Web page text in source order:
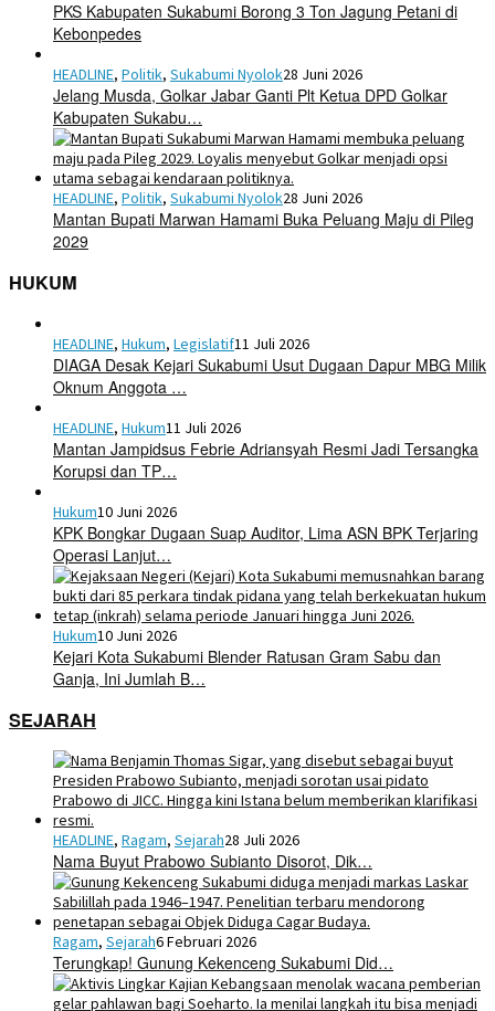
PKS Kabupaten Sukabumi Borong 3 Ton Jagung Petani di
Kebonpedes
HEADLINE, Politik, Sukabumi Nyolok28 Juni 2026
Jelang Musda, Golkar Jabar Ganti Plt Ketua DPD Golkar
Kabupaten Sukabu…
HEADLINE, Politik, Sukabumi Nyolok28 Juni 2026
Mantan Bupati Marwan Hamami Buka Peluang Maju di Pileg
2029
HUKUM
HEADLINE, Hukum, Legislatif11 Juli 2026
DIAGA Desak Kejari Sukabumi Usut Dugaan Dapur MBG Milik
Oknum Anggota …
HEADLINE, Hukum11 Juli 2026
Mantan Jampidsus Febrie Adriansyah Resmi Jadi Tersangka
Korupsi dan TP…
Hukum10 Juni 2026
KPK Bongkar Dugaan Suap Auditor, Lima ASN BPK Terjaring
Operasi Lanjut…
Hukum10 Juni 2026
Kejari Kota Sukabumi Blender Ratusan Gram Sabu dan
Ganja, Ini Jumlah B…
SEJARAH
HEADLINE, Ragam, Sejarah28 Juli 2026
Nama Buyut Prabowo Subianto Disorot, Dik…
Ragam, Sejarah6 Februari 2026
Terungkap! Gunung Kekenceng Sukabumi Did…